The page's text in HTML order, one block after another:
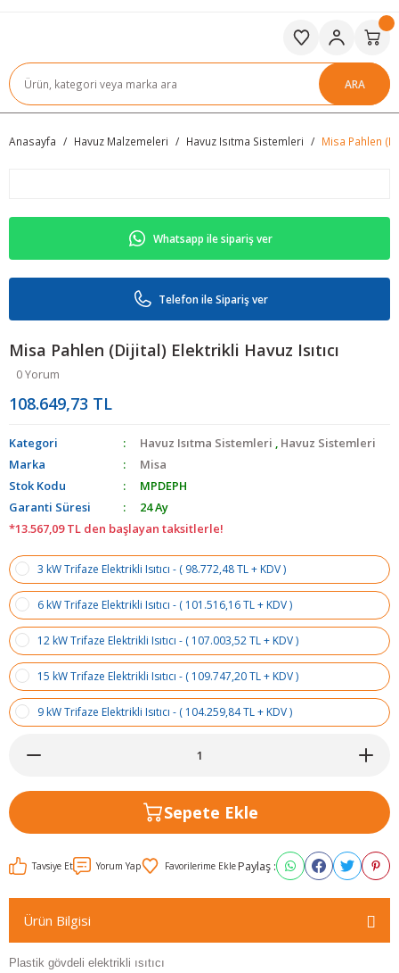
ARA
Anasayfa Havuz Malzemeleri Havuz Isıtma Sistemleri Misa Pahlen
Whatsapp ile sipariş ver
Telefon ile Sipariş ver
Misa Pahlen (Dijital) Elektrikli Havuz Isıtıcı
0 Yorum
108.649,73 TL
Kategori Havuz Isıtma Sistemleri , Havuz Sistemleri
Marka
Misa
Stok Kodu
MPDEPH
Garanti Süresi
24 Ay
*13.567,09 TL den başlayan taksitlerle!
3 kW Trifaze Elektrikli Isıtıcı - ( 98.772,48 TL + KDV )
6 kW Trifaze Elektrikli Isıtıcı - ( 101.516,16 TL + KDV )
12 kW Trifaze Elektrikli Isıtıcı - ( 107.003,52 TL + KDV )
15 kW Trifaze Elektrikli Isıtıcı - ( 109.747,20 TL + KDV )
9 kW Trifaze Elektrikli Isıtıcı - ( 104.259,84 TL + KDV )
Sepete Ekle
Tavsiye Et Yorum Yap Paylaş :
Ürün Bilgisi
Plastik gövdeli elektrikli ısıtıcı